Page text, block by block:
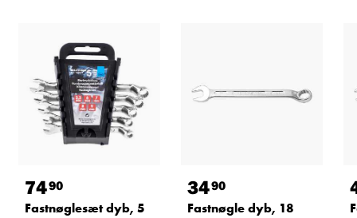
7490
Fastnøglesæt dyb, 5
3490
Fastnøgle dyb, 18